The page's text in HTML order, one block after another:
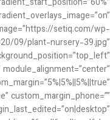
setiq.com/wp-
09/plant-nursery-39.jpg”
custom_margin_phone=””